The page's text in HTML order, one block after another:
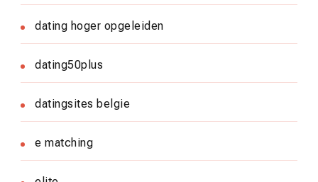
dating hoger opgeleiden
dating50plus
datingsites belgie
e matching